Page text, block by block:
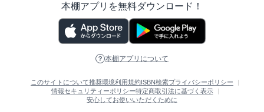
本棚アプリを無料ダウンロード！
本棚アプリについて
このサイトについて推奨環境利用規約ISBN検索プライバシーポリシー
情報セキュリティーポリシー特定商取引法に基づく表示
安心してお使いいただくために